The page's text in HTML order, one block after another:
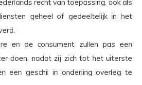
recht van toepassing, ook als
geheel of gedeeltelijk in het
en de consument zullen pas een
doen, nadat zij zich tot het uiterste
een geschil in onderling overleg te